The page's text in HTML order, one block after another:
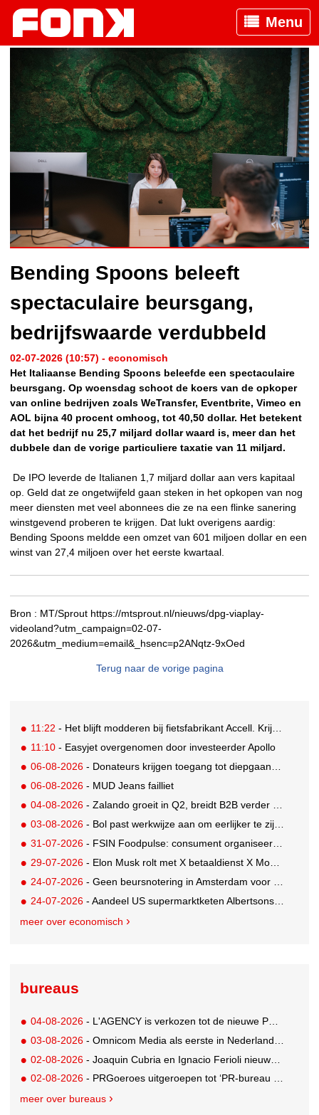
Menu
Bending Spoons beleeft
spectaculaire beursgang,
bedrijfswaarde verdubbeld
02-07-2026 (10:57) - economisch
Het Italiaanse Bending Spoons beleefde een spectaculaire
beursgang. Op woensdag schoot de koers van de opkoper
van online bedrijven zoals WeTransfer, Eventbrite, Vimeo en
AOL bijna 40 procent omhoog, tot 40,50 dollar. Het betekent
dat het bedrijf nu 25,7 miljard dollar waard is, meer dan het
dubbele dan de vorige particuliere taxatie van 11 miljard.
De IPO leverde de Italianen 1,7 miljard dollar aan vers kapitaal
op. Geld dat ze ongetwijfeld gaan steken in het opkopen van nog
meer diensten met veel abonnees die ze na een flinke sanering
winstgevend proberen te krijgen. Dat lukt overigens aardig:
Bending Spoons meldde een omzet van 601 miljoen dollar en een
winst van 27,4 miljoen over het eerste kwartaal.
Bron : MT/Sprout https://mtsprout.nl/nieuws/dpg-viaplay-
videoland?utm_campaign=02-07-
2026&utm_medium=email&_hsenc=p2ANqtz-9xOed
Terug naar de vorige pagina
11:22 - Het blijft modderen bij fietsfabrikant Accell. Krijgt uitstel van betaling
11:10 - Easyjet overgenomen door investeerder Apollo
06-08-2026 - Donateurs krijgen toegang tot diepgaandere informatie over goede doelen
06-08-2026 - MUD Jeans failliet
04-08-2026 - Zalando groeit in Q2, breidt B2B verder uit en innoveert met AI
03-08-2026 - Bol past werkwijze aan om eerlijker te zijn naar verkopers en consumenten
31-07-2026 - FSIN Foodpulse: consument organiseert eet- en koopgedrag bewuster
29-07-2026 - Elon Musk rolt met X betaaldienst X Money uit in VS: zorgen in Washington
24-07-2026 - Geen beursnotering in Amsterdam voor nieuw concern voedingsmerken Unilever
24-07-2026 - Aandeel US supermarktketen Albertsons daalt 21%. Volgt Ahold Delhaize?
meer over economisch
bureaus
04-08-2026 - L'AGENCY is verkozen tot de nieuwe PR-partner van KoRo
03-08-2026 - Omnicom Media als eerste in Nederland actief met advertenties in ChatGPT
02-08-2026 - Joaquin Cubria en Ignacio Ferioli nieuwe Global CCO’s GUT, Renata Neumann Global Head of Production
02-08-2026 - PRGoeroes uitgeroepen tot ‘PR-bureau van het jaar 2026’
meer over bureaus